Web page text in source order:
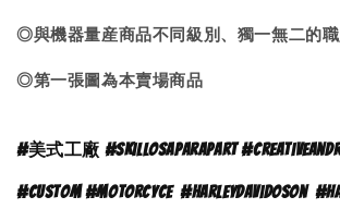
◎與機器量産商品不同級別、獨一無二的
◎第一張圖為本賣場商品
#美式工廠 #skillosaparapart
#custom #motorcyce#harleydavidoson